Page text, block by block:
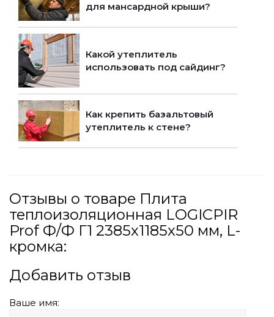
для мансардной крыши?
Какой утеплитель
использовать под сайдинг?
Как крепить базальтовый
утеплитель к стене?
Отзывы о товаре Плита
теплоизоляционная LOGICPIR
Prof Ф/Ф Г1 2385х1185х50 мм, L-
кромка:
Добавить отзыв
Ваше имя: